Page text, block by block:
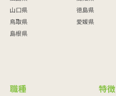
山口県
鳥取県
島根県
徳島県
愛媛県
職種 特徴